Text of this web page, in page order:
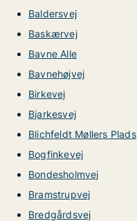
Baldersvej
Baskærvej
Bavne Alle
Bavnehøjvej
Birkevej
Bjarkesvej
Blichfeldt Møllers Plads
Bogfinkevej
Bondesholmvej
Bramstrupvej
Bredgårdsvej